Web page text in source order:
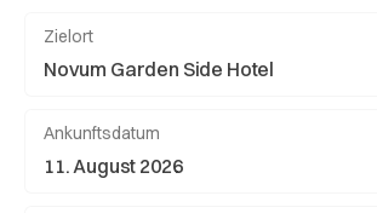
Zielort
Ankunftsdatum